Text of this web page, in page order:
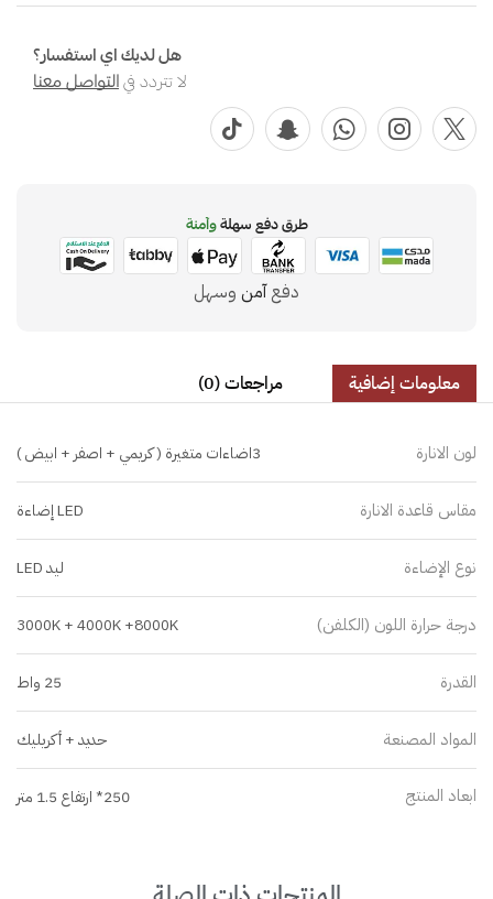
هل لديك اي استفسار؟
لا تتردد فيالتواصل معنا
طرق دفع سهلةوآمنة
دفعآمن وسهل
معلومات إضافية مراجعات (0)
لون الانارة 3اضاءات متغيرة ( كريمي + اصفر + ابيض )
مقاس قاعدة الانارة LED إضاءة
نوع الإضاءة ليد LED
درجة حرارة اللون (الكلفن) 3000K + 4000K +8000K
القدرة 25 واط
المواد المصنعة حديد + أكريليك
ابعاد المنتج 250* ارتفاع 1.5 متر